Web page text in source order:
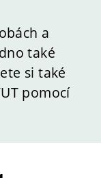
a
také
si také
pomocí